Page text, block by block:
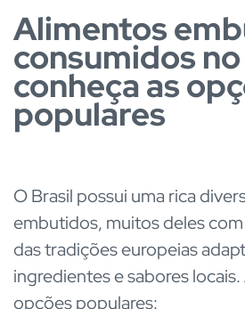
Alimentos
consumidos
conheça as
populares
O Brasil possui uma rica
embutidos, muitos deles
das tradições europeias
ingredientes e sabores
opções populares: